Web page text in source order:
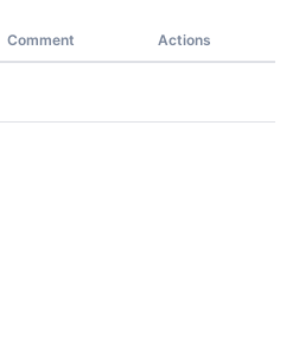
Comment Actions